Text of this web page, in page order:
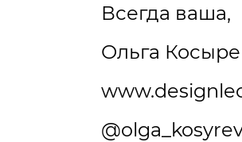
Всегда ваша,
Ольга